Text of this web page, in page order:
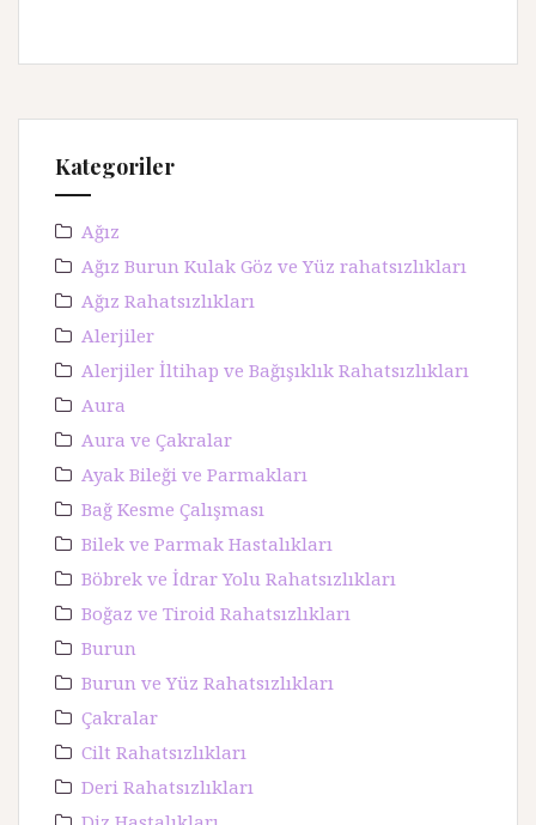
Kategoriler
Ağız
Ağız Burun Kulak Göz ve Yüz rahatsızlıkları
Ağız Rahatsızlıkları
Alerjiler
Alerjiler İltihap ve Bağışıklık Rahatsızlıkları
Aura
Aura ve Çakralar
Ayak Bileği ve Parmakları
Bağ Kesme Çalışması
Bilek ve Parmak Hastalıkları
Böbrek ve İdrar Yolu Rahatsızlıkları
Boğaz ve Tiroid Rahatsızlıkları
Burun
Burun ve Yüz Rahatsızlıkları
Çakralar
Cilt Rahatsızlıkları
Deri Rahatsızlıkları